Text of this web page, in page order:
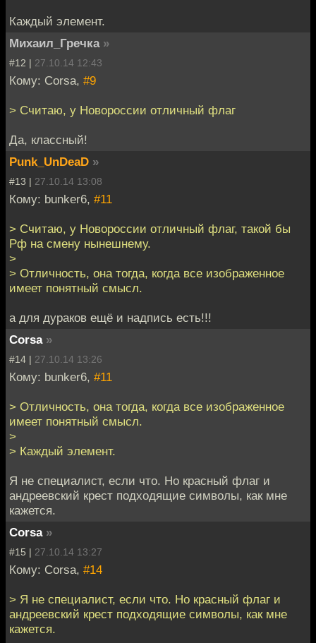
Каждый элемент.
Михаил_Гречка »
#12 | 27.10.14 12:43
Кому: Corsa, #9
> Считаю, у Новороссии отличный флаг
Да, классный!
Punk_UnDeaD »
#13 | 27.10.14 13:08
Кому: bunker6, #11
> Считаю, у Новороссии отличный флаг, такой бы
Рф на смену нынешнему.
>
> Отличность, она тогда, когда все изображенное
имеет понятный смысл.
а для дураков ещё и надпись есть!!!
Corsa »
#14 | 27.10.14 13:26
Кому: bunker6, #11
> Отличность, она тогда, когда все изображенное
имеет понятный смысл.
>
> Каждый элемент.
Я не специалист, если что. Но красный флаг и
андреевский крест подходящие символы, как мне
кажется.
Corsa »
#15 | 27.10.14 13:27
Кому: Corsa, #14
> Я не специалист, если что. Но красный флаг и
андреевский крест подходящие символы, как мне
кажется.